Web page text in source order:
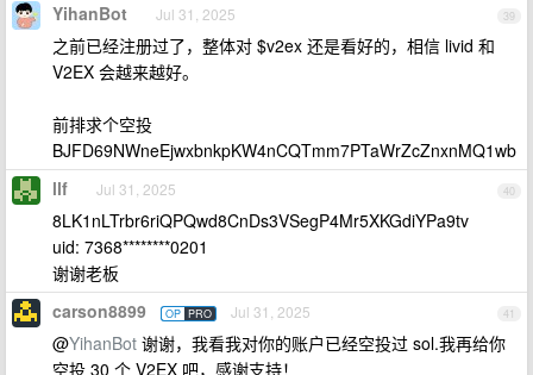
39
YihanBot Jul 31, 2025
之前已经注册过了，整体对 $v2ex 还是看好的，相信 livid 和
V2EX 会越来越好。
前排求个空投
BJFD69NWneEjwxbnkpKW4nCQTmm7PTaWrZcZnxnMQ1wb
40
llf Jul 31, 2025
8LK1nLTrbr6riQPQwd8CnDs3VSegP4Mr5XKGdiYPa9tv
uid: 7368********0201
谢谢老板
41
carson8899 OP PRO Jul 31, 2025
@YihanBot 谢谢，我看我对你的账户已经空投过 sol.我再给你
空投 30 个 V2EX 吧，感谢支持！